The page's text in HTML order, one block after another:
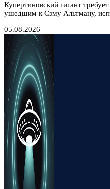
Купертиновский гигант
ушедшим к Сэму Альтману,
05.08.2026